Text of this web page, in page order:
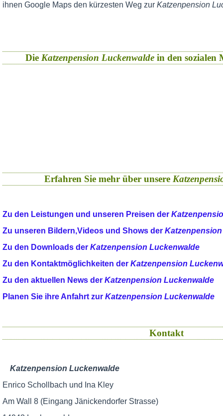
ihnen Google Maps den kürzesten Weg zur Katzenpension
Die Katzenpension Luckenwaldein den sozialen
Erfahren Sie mehr über unsere
Zu den Leistungen und unseren Preisen der
Zu unseren Bildern,Videos und Shows der
Zu den Downloads der Katzenpension Luckenwalde
Zu den Kontaktmöglichkeiten der Katzenpension
Zu den aktuellen News der Katzenpension Luckenwalde
Planen Sie ihre Anfahrt zur Katzenpension Luckenwalde
Kontakt
Katzenpension Luckenwalde
Enrico Schollbach und Ina Kley
Am Wall 8 (Eingang Jänickendorfer Strasse)